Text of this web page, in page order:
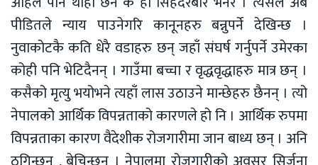
पीडितले न्याय पाउनेगरि कानूनहरु बन्नुपर्ने देखिन्छ ।
नुवाकोटकै कति धेरै वडाहरु छन् जहाँ संघर्ष गर्नुपर्ने उमेरका
कोही पनि भेटिदैनन् । गाउँमा बच्चा र वृद्धवृद्धाहरु मात्र छन् ।
कसैको मृत्यु भयोभने त्यहाँ लास उठाउने मान्छेहरु छैनन् । त्यो
नेपालको आर्थिक विपन्नताको कारणले हो नि । आर्थिक रुपमा
विपन्नताका कारण वैदेशीक रोजगारीमा जान बाध्य छन् । अनि